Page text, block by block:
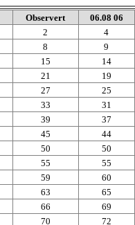
Observert
06.08 06
2
4
8
9
15
14
21
19
27
25
33
31
39
37
45
44
50
50
55
55
59
60
63
65
66
69
70
72